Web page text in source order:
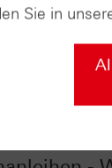
-
Sie in